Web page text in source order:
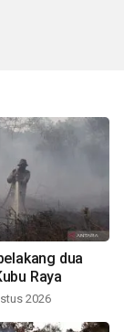
dua
Raya
2026